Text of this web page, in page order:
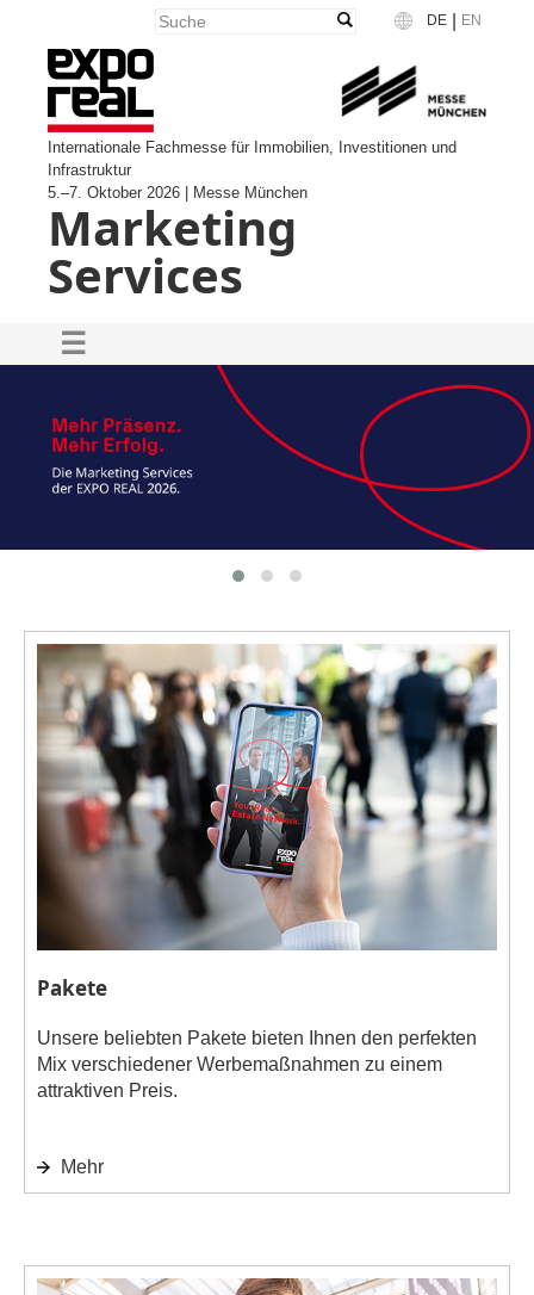
DE EN
Internationale Fachmesse für Immobilien, Investitionen und
Infrastruktur
5.–7. Oktober 2026 | Messe München
Marketing
Services
Pakete
Unsere beliebten Pakete bieten Ihnen den perfekten
Mix verschiedener Werbemaßnahmen zu einem
attraktiven Preis.
Mehr